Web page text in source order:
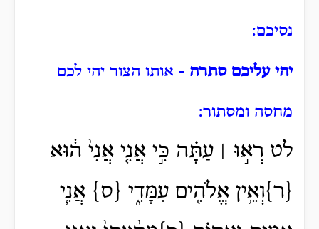
נסיכם:
יהי עליכם סתרה - אותו הצור יהי לכם
מחסה ומסתור:
לט רְא֣וּ ׀ עַתָּ֗ה כִּ֣י אֲנִ֤י אֲנִי֙ ה֔וּא
{ר}וְאֵ֥ין אֱלֹהִ֖ים עִמָּדִ֑י {ס} אֲנִ֧י